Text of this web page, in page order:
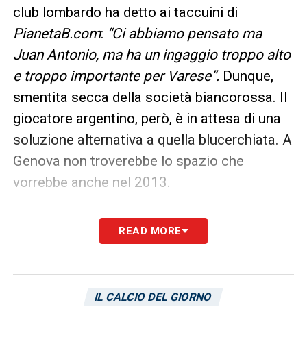
club lombardo ha detto ai taccuini di
PianetaB.com: “Ci abbiamo pensato ma
Juan Antonio, ma ha un ingaggio troppo alto
e troppo importante per Varese”. Dunque,
smentita secca della società biancorossa. Il
giocatore argentino, però, è in attesa di una
soluzione alternativa a quella blucerchiata. A
Genova non troverebbe lo spazio che
vorrebbe anche nel 2013.
LA PLAYLIST DELLE NOSTRE TOP NEWS
READ MORE
IL CALCIO DEL GIORNO